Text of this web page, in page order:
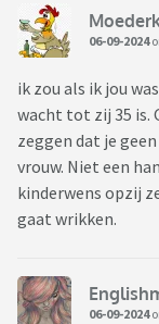
06-09-2024
ik zou als ik jou
wacht tot zij 35 is.
zeggen dat je
vrouw. Niet een
kinderwens opzij
gaat wrikken.
06-09-2024